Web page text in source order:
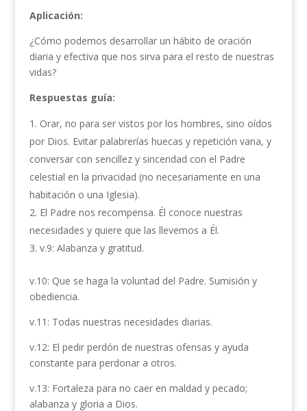
Aplicación:
¿Cómo podemos desarrollar un hábito de oración
diaria y efectiva que nos sirva para el resto de nuestras
vidas?
Respuestas guía:
Orar, no para ser vistos por los hombres, sino oídos
por Dios. Evitar palabrerías huecas y repetición vana, y
conversar con sencillez y sinceridad con el Padre
celestial en la privacidad (no necesariamente en una
habitación o una Iglesia).
El Padre nos recompensa. Él conoce nuestras
necesidades y quiere que las llevemos a Él.
v.9: Alabanza y gratitud.
v.10: Que se haga la voluntad del Padre. Sumisión y
obediencia.
v.11: Todas nuestras necesidades diarias.
v.12: El pedir perdón de nuestras ofensas y ayuda
constante para perdonar a otros.
v.13: Fortaleza para no caer en maldad y pecado;
alabanza y gloria a Dios.